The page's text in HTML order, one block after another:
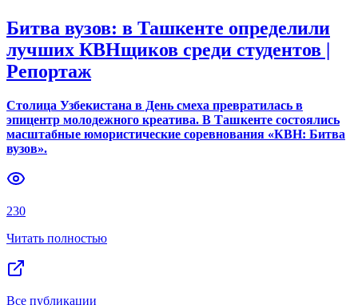
Битва вузов: в Ташкенте определили
лучших КВНщиков среди студентов |
Репортаж
Столица Узбекистана в День смеха превратилась в
эпицентр молодежного креатива. В Ташкенте состоялись
масштабные юмористические соревнования «КВН: Битва
вузов».
230
Читать полностью
Все публикации